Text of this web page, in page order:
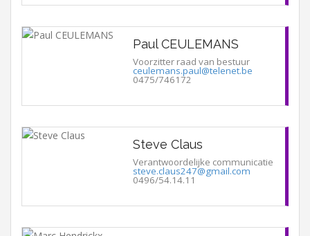
Paul CEULEMANS
Voorzitter raad van bestuur
ceulemans.paul@telenet.be
0475/746172
Steve Claus
Verantwoordelijke communicatie
steve.claus247@gmail.com
0496/54.14.11